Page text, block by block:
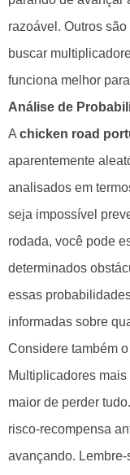
razoável. Outros
buscar
funciona melhor
Análise de
Achicken road
aparentemente
analisados em
seja impossível
rodada, você pode
determinados
essas
informadas sobre
Considere também
Multiplicadores
maior de perder
risco-recompensa
avançando.